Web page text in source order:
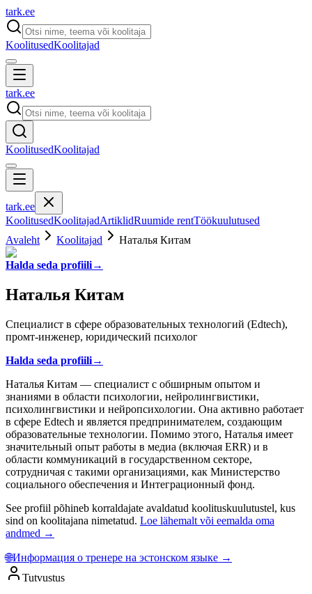
tark.ee
KoolitusedKoolitajad
tark.ee
KoolitusedKoolitajad
tark.ee
KoolitusedKoolitajadArtiklidRuumide rentTöökuulutused
Avaleht
Koolitajad Наталья Китам
Halda seda profiili→
Наталья Китам
Специалист в сфере образовательных технологий (Edtech),
промт-инженер, юридический психолог
Halda seda profiili→
Наталья Китам — специалист с обширным опытом и
знаниями в области психологии, нейролингвистики,
психолингвистики и нейропсихологии. Она активно работает
в сфере Edtech и является предпринимателем, создающим
образовательные технологии. Помимо этого, Наталья имеет
значительный опыт работы в медиа (включая ERR) и в
области коммуникаций в государственном секторе,
сотрудничая с такими организациями, как Министерство
социального обеспечения и Интеграционный фонд.
See profiil põhineb korraldajate avaldatud koolituskuulutustel, kus
sind on koolitajana nimetatud. Loe lähemalt või eemalda oma
andmed →
🌐Информация о тренере на эстонском языке →
Tutvustus